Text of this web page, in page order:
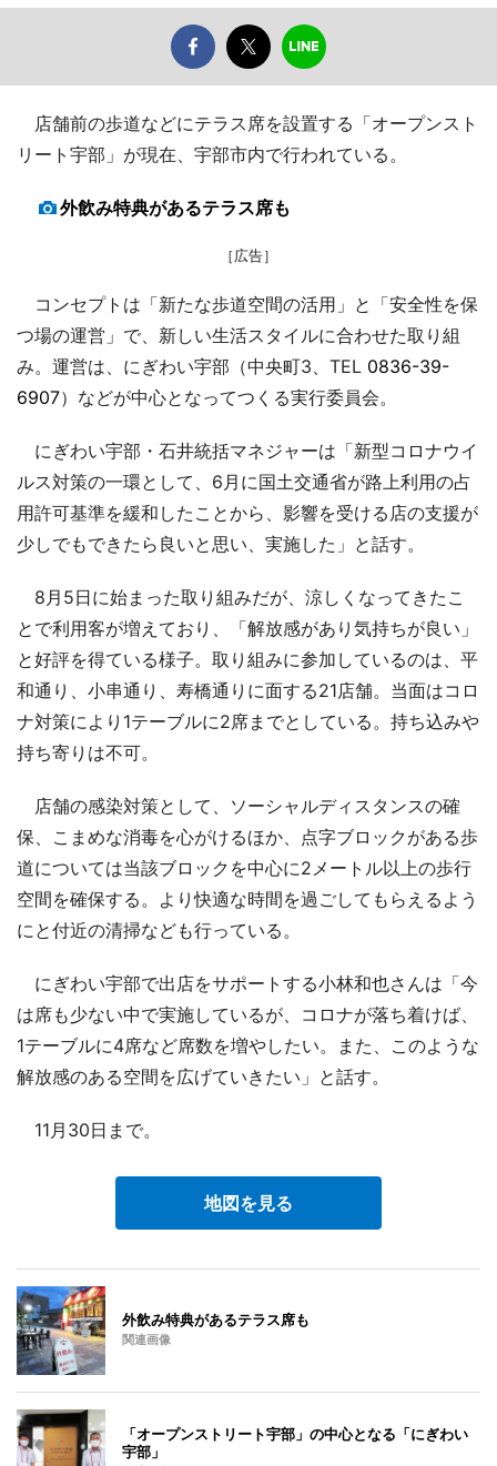
店舗前の歩道などにテラス席を設置する「オープンスト
リート宇部」が現在、宇部市内で行われている。
外飲み特典があるテラス席も
［広告］
コンセプトは「新たな歩道空間の活用」と「安全性を保
つ場の運営」で、新しい生活スタイルに合わせた取り組
み。運営は、にぎわい宇部（中央町3、TEL 0836-39-
6907）などが中心となってつくる実行委員会。
にぎわい宇部・石井統括マネジャーは「新型コロナウイ
ルス対策の一環として、6月に国土交通省が路上利用の占
用許可基準を緩和したことから、影響を受ける店の支援が
少しでもできたら良いと思い、実施した」と話す。
8月5日に始まった取り組みだが、涼しくなってきたこ
とで利用客が増えており、「解放感があり気持ちが良い」
と好評を得ている様子。取り組みに参加しているのは、平
和通り、小串通り、寿橋通りに面する21店舗。当面はコロ
ナ対策により1テーブルに2席までとしている。持ち込みや
持ち寄りは不可。
店舗の感染対策として、ソーシャルディスタンスの確
保、こまめな消毒を心がけるほか、点字ブロックがある歩
道については当該ブロックを中心に2メートル以上の歩行
空間を確保する。より快適な時間を過ごしてもらえるよう
にと付近の清掃なども行っている。
にぎわい宇部で出店をサポートする小林和也さんは「今
は席も少ない中で実施しているが、コロナが落ち着けば、
1テーブルに4席など席数を増やしたい。また、このような
解放感のある空間を広げていきたい」と話す。
11月30日まで。
地図を見る
外飲み特典があるテラス席も
関連画像
「オープンストリート宇部」の中心となる「にぎわい
宇部」